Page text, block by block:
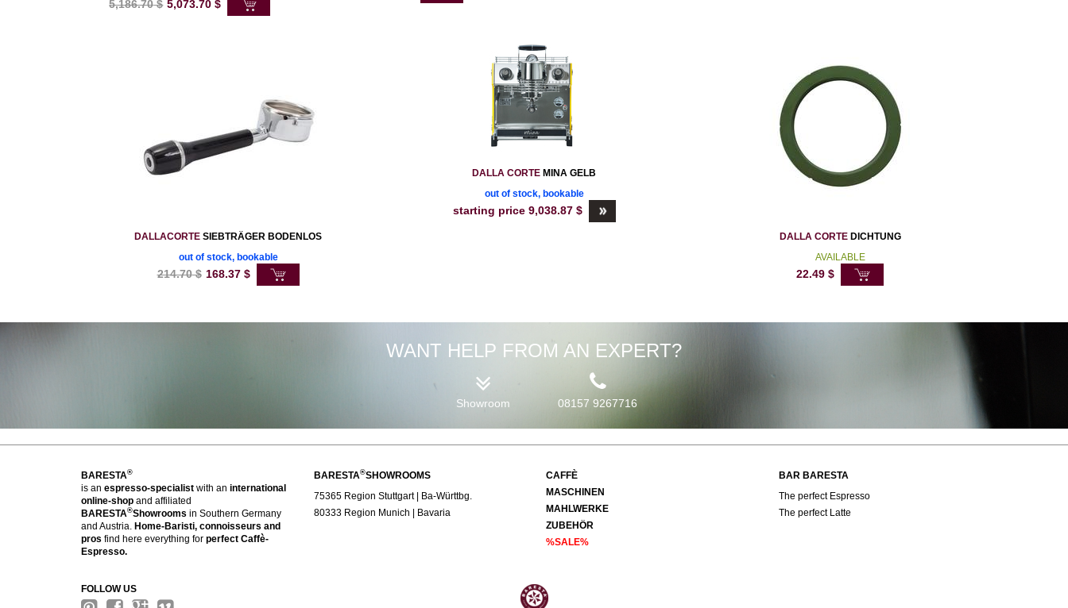
5,186.70$ 5,073.70 $
DALLACORTE SIEBTRÄGER BODENLOS
out of stock, bookable
214.70$ 168.37$
DALLA CORTE MINA GELB
out of stock, bookable
starting price 9,038.87$
DALLA CORTEDICHTUNG
AVAILABLE
22.49 $
WANT HELP FROM AN EXPERT?
Showroom 08157 9267716
BARESTA®
is an espresso-specialist with an international
online-shop and affiliated
BARESTA®Showrooms in Southern Germany
and Austria. Home-Baristi, connoisseurs and
pros find here everything for perfect Caffè-
Espresso.
FOLLOW US
BARESTA®SHOWROOMS
75365 Region Stuttgart | Ba-Württbg.
80333 Region Munich | Bavaria
CAFFÈ
MASCHINEN
MAHLWERKE
ZUBEHÖR
%SALE%
BAR BARESTA
The perfect Espresso
The perfect Latte